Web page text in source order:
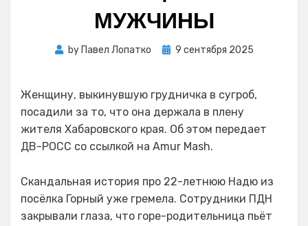
МУЖЧИНЫ
by Павел Лопатко
Posted
9 сентября 2025
Женщину, выкинувшую грудничка в сугроб,
посадили за то, что она держала в плену
жителя Хабаровского края. Об этом передает
ДВ-РОСС со ссылкой на Amur Mash.
Скандальная история про 22-летнюю Надю из
посёлка Горный уже гремела. Сотрудники ПДН
закрывали глаза, что горе-родительница пьёт